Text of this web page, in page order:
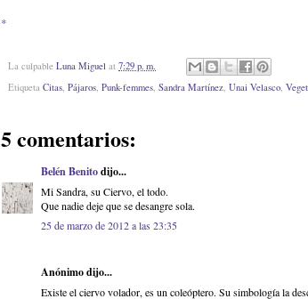
*
La culpable Luna Miguel at 7:29 p. m.
Etiqueta Citas, Pájaros, Punk-femmes, Sandra Martínez, Unai Velasco,
5 comentarios:
Belén Benitodijo...
Mi Sandra, su Ciervo, el todo.
Que nadie deje que se desangre sola.
25 de marzo de 2012 a las 23:35
Anónimo dijo...
Existe el ciervo volador, es un coleóptero. Su simbología la